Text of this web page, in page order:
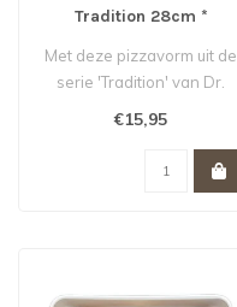
Tradition 28cm *
Met deze pizzavorm uit de
serie 'Tradition' van Dr.
€15,95